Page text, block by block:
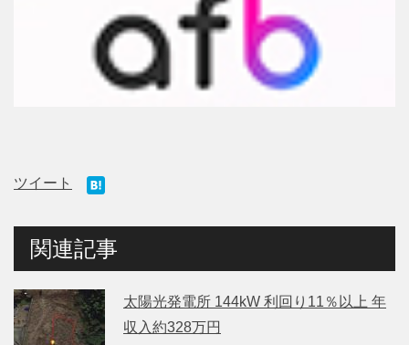
ツイート
関連記事
太陽光発電所 144kW 利回り11％以上 年
収入約328万円